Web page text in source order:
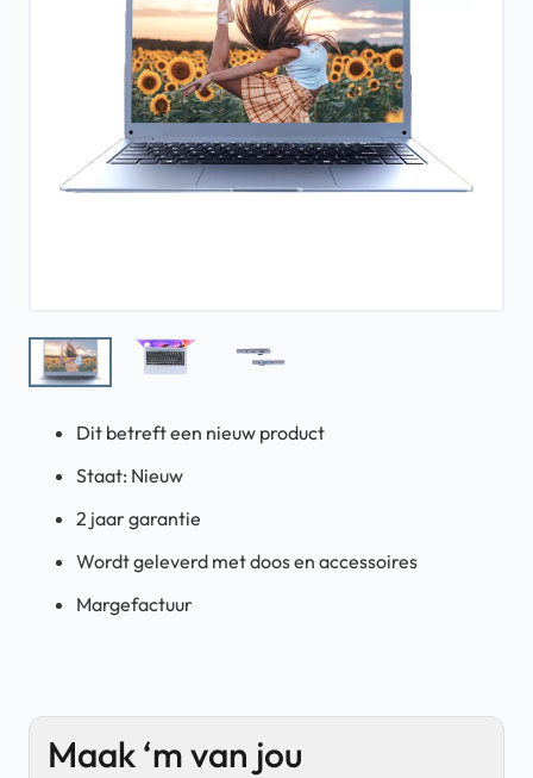
Dit betreft een nieuw product
Staat: Nieuw
2 jaar garantie
Wordt geleverd met doos en accessoires
Margefactuur
Maak ‘m van jou